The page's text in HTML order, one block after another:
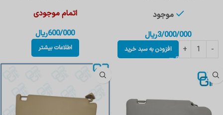
موجود
3/000/000ریال
افزودن به سبد خرید
اتمام موجودی
600/000ریال
اطلاعات بیشتر